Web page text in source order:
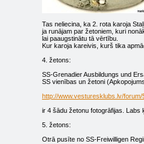
Tas neliecina, ka 2. rota karoja
ja runājam par žetoniem, kuri
lai paaugstinātu tā vērtību.
Kur karoja kareivis, kurš tika
4. žetons:
SS-Grenadier Ausbildungs und
SS vienības un žetoni
http://www.vesturesklubs.lv/forum/
ir 4 šādu žetonu fotogrāfijas. Labs
5. žetons:
Otrā pusīte no SS-Freiwilligen